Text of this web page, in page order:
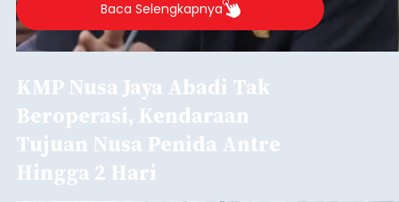
Baca Selengkapnya
KMP Nusa Jaya Abadi Tak
Beroperasi, Kendaraan
Tujuan Nusa Penida Antre
Hingga 2 Hari